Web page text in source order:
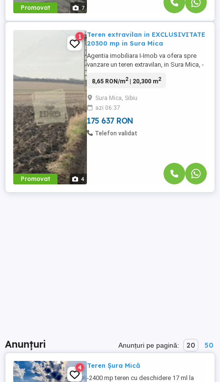
Promovat 7
Promovat 4
1
Teren extravilan in EXCLUSIVITATE
20300 mp in Sura Mica
Agentia imobiliara I-Imob va ofera spre
vanzare un teren extravilan, in Sura Mica, -
suprafata totala de 20.300 mp, foarte bun
46 metri si o lungime de 441 metri. Terenul
este pretabil pentru foarte multe tipuri de
activitati ...
8,65 RON/m2| 20,300 m2
Sura Mica, Sibiu
azi 06:37
175 637 RON
Telefon validat
Anunțuri Anunțuri pe pagină: 20 50
4 Teren Șura Mică
-2400 mp teren cu deschidere 17 ml la